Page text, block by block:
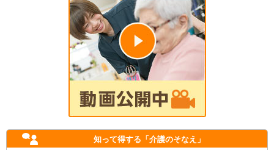
知って得する 「介護のそなえ」